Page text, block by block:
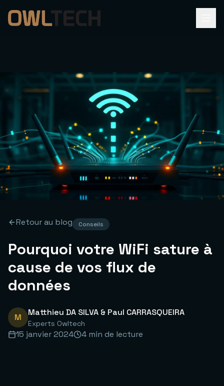
Retour au blog Conseils
Pourquoi votre WiFi sature à
cause de vos flux de
données
M Matthieu DA SILVA & Paul CARRASQUEIRA
Experts Owltech
15 janvier 2024 4 min de lecture